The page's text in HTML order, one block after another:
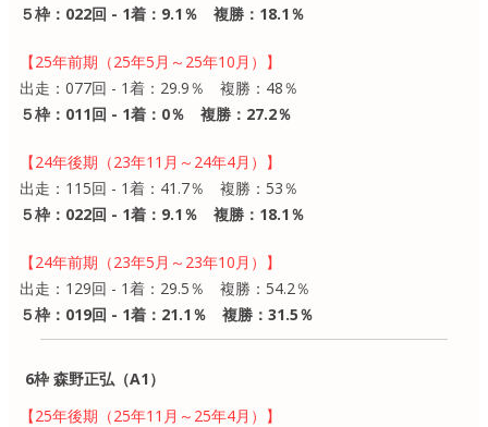
５枠：022回 - 1着：9.1％ 複勝：18.1％
【25年前期（25年5月～25年10月）】
出走：077回 - 1着：29.9％ 複勝：48％
５枠：011回 - 1着：0％ 複勝：27.2％
【24年後期（23年11月～24年4月）】
出走：115回 - 1着：41.7％ 複勝：53％
５枠：022回 - 1着：9.1％ 複勝：18.1％
【24年前期（23年5月～23年10月）】
出走：129回 - 1着：29.5％ 複勝：54.2％
５枠：019回 - 1着：21.1％ 複勝：31.5％
6枠 森野正弘（A1）
【25年後期（25年11月～25年4月）】